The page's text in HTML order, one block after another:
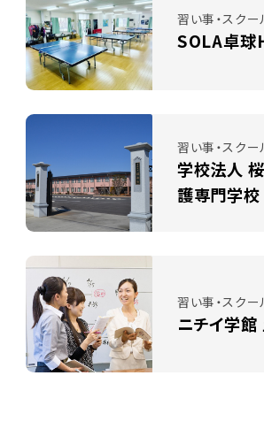
習い事・スク
SOLA卓球
習い事・スク
学校法人
護専門学校
習い事・スク
ニチイ学